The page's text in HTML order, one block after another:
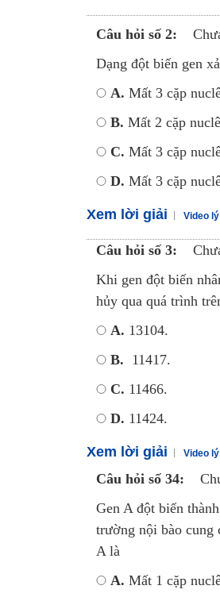
Câu hỏi số 2:
Dạng đột biến gen
A. Mất 3 cặp
B. Mất 2 cặp
C. Mất 3 cặp
D. Mất 3 cặp
Xem lời giải Video
Câu hỏi số 3:
Khi gen đột biến
hủy qua quá trình
A. 13104.
B. 11417.
C. 11466.
D. 11424.
Xem lời giải Video
Câu hỏi số 34:
Gen A đột biến
trường nội bào cung
A là
A. Mất 1 cặp